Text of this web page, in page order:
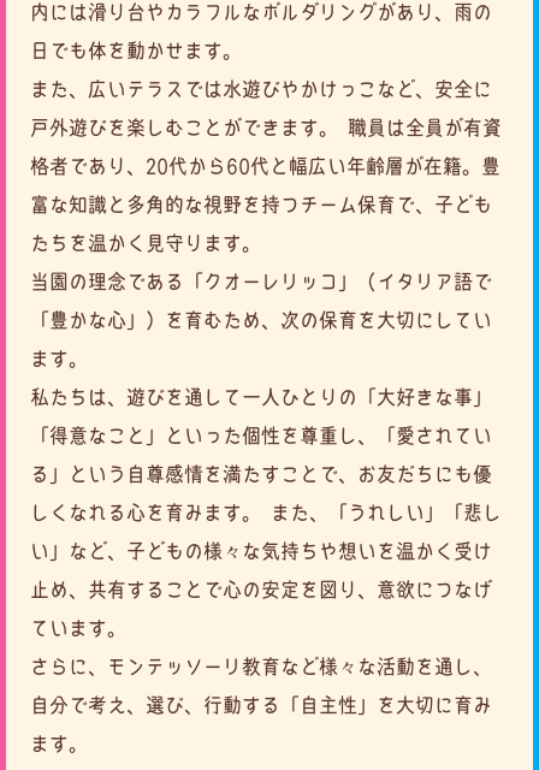
内には滑り台やカラフルなボルダリングがあり、雨の
日でも体を動かせます。
また、広いテラスでは水遊びやかけっこなど、安全に
戸外遊びを楽しむことができます。 職員は全員が有資
格者であり、 20代から60代と幅広い年齢層が在籍。豊
富な知識と多角的な視野を持つチーム保育で、子ども
たちを温かく見守ります。
当園の理念である「クオーレリッコ」（イタリア語で
「豊かな心」）を育むため、次の保育を大切にしてい
ます。
私たちは、遊びを通して一人ひとりの「大好きな事」
「得意なこと」といった個性を尊重し、
「愛されてい
る」という自尊感情を満たすことで、お友だちにも優
しくなれる心を育みます。
また、「うれしい」「悲し
い」など、子どもの様々な気持ちや想いを温かく受け
止め、 共有することで心の安定を図り、意欲につなげ
ています。
さらに、モンテッソーリ教育など様々な活動を通し、
自分で考え、選び、行動する「自主性」を大切に育み
ます。